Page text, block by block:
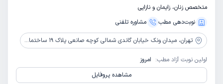
متخصص زنان، زایمان و نازایی
نوبت‌دهی مطب
مشاوره‌ تلفنی
تهران، میدان ونک خیابان گاندی شمالی کوچه صانعی پلاک 19 ساختمان پزشکان نشاط طبقه 5
اولین نوبت آزاد مطب: امروز
مشاهده پروفایل